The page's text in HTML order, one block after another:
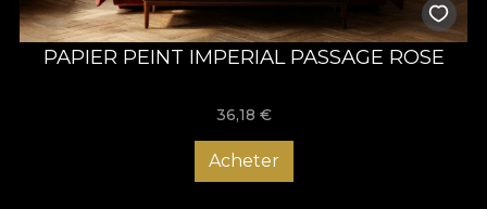
PAPIER PEINT IMPERIAL PASSAGE ROSE
36,18 €
Acheter